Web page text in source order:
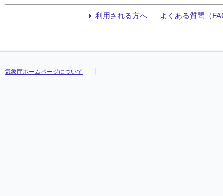
利用される方へ よくある質問（
気象庁ホームページについて